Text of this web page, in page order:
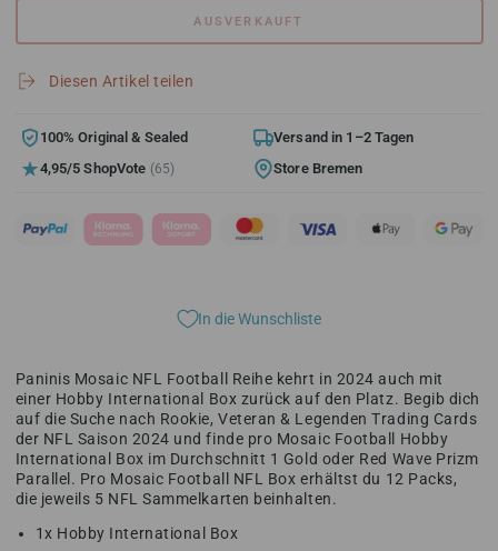
Panini
Hobby
International
Box
Panini
Hobby
International
Box
AUSVERKAUFT
Diesen Artikel teilen
100% Original & Sealed
Versand in 1–2 Tagen
4,95/5 ShopVote (65) Store Bremen
In die Wunschliste
Paninis Mosaic NFL Football Reihe kehrt in 2024 auch mit
einer Hobby International Box zurück auf den Platz. Begib dich
auf die Suche nach Rookie, Veteran & Legenden Trading Cards
der NFL Saison 2024 und finde pro Mosaic Football Hobby
International Box im Durchschnitt 1 Gold oder Red Wave Prizm
Parallel. Pro Mosaic Football NFL Box erhältst du 12 Packs,
die jeweils 5 NFL Sammelkarten beinhalten.
1x Hobby International Box